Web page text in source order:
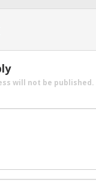
will not be published.